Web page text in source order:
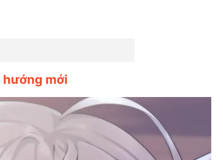
hướng mới